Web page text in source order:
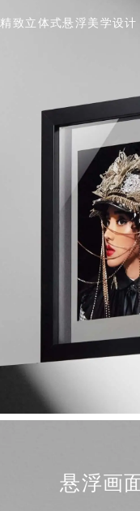
精致立体式悬浮美学设
悬浮画